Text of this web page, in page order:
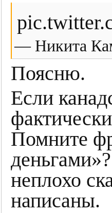
— Никита
Поясню.
Если
Помните
неплохо
написаны.